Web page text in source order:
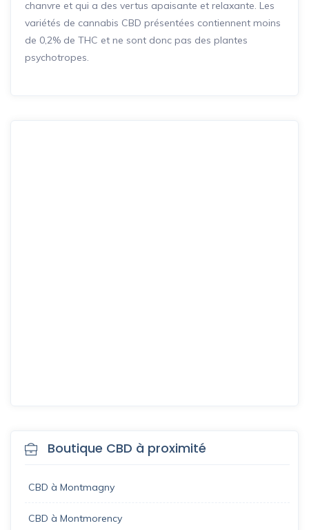
chanvre et qui a des vertus apaisante et relaxante. Les
variétés de cannabis CBD présentées contiennent moins
de 0,2% de THC et ne sont donc pas des plantes
psychotropes.
Boutique CBD à proximité
CBD à Montmagny
CBD à Montmorency